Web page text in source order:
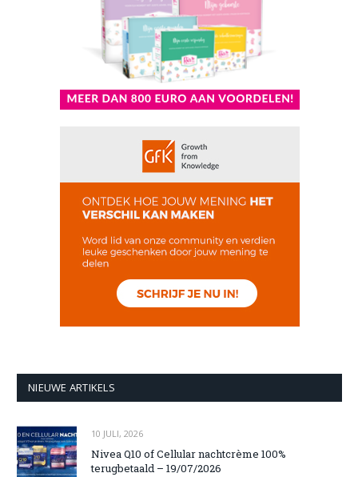
NIEUWE ARTIKELS
10 JULI, 2026
Nivea Q10 of Cellular nachtcrème 100%
terugbetaald – 19/07/2026